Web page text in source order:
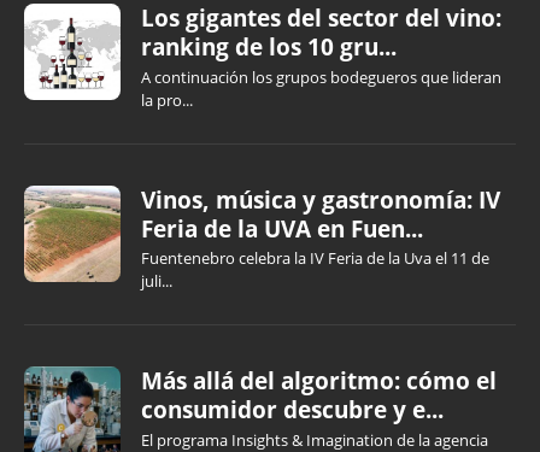
Los gigantes del sector del vino:
ranking de los 10 gru...
A continuación los grupos bodegueros que lideran
la pro...
Vinos, música y gastronomía: IV
Feria de la UVA en Fuen...
Fuentenebro celebra la IV Feria de la Uva el 11 de
juli...
Más allá del algoritmo: cómo el
consumidor descubre y e...
El programa Insights & Imagination de la agencia